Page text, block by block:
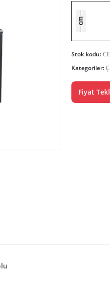
Stok kodu:
Kategoriler:
Fiyat